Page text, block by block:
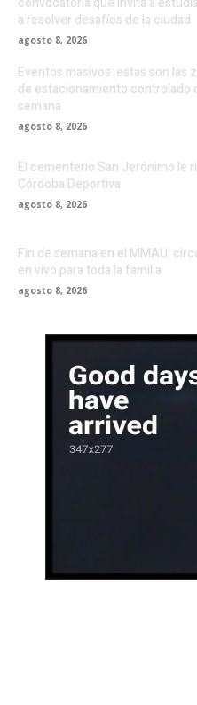
a resolver desafíos de la ciudad
agosto 8, 2026
Eventos masivos: estas son las
de estacionamiento controlado
semana
agosto 8, 2026
El cementerio San Jerónimo le
Córdoba Deportiva
agosto 8, 2026
Fin de semana en el MMAU:
en vivo para toda la familia
agosto 8, 2026